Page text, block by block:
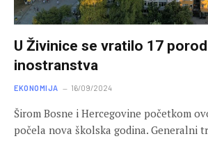
U Živinice se vratilo 17
inostranstva
EKONOMIJA 16/09/2024
Širom Bosne i Hercegovine početkom
počela nova školska godina. Generalni